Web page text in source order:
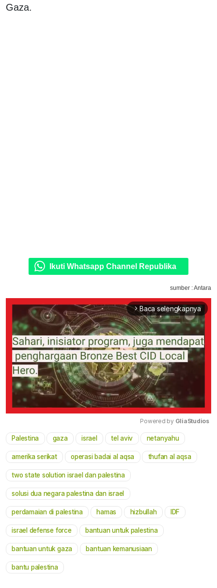
Gaza.
Ikuti Whatsapp Channel Republika
sumber : Antara
arrow_forward_ios Baca selengkapnya
Mute
Powered by GliaStudios
Palestina gaza israel tel aviv netanyahu
amerika serikat operasi badai al aqsa thufan al aqsa
two state solution israel dan palestina
solusi dua negara palestina dan israel
perdamaian di palestina hamas hizbullah IDF
israel defense force bantuan untuk palestina
bantuan untuk gaza bantuan kemanusiaan
bantu palestina